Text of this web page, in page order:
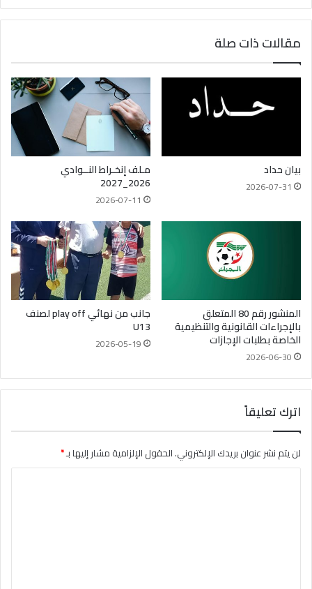
مقالات ذات صلة
بيان حداد
2026-07-31
مـلف إنخـراط النــوادي
2026_2027
2026-07-11
المنشور رقم 80 المتعلق
بالإجراءات القانونية والتنظيمية
الخاصة بطلبات الإجازات
2026-06-30
جانب من نهائي play off لصنف
U13
2026-05-19
اترك تعليقاً
لن يتم نشر عنوان بريدك الإلكتروني.الحقول الإلزامية مشار إليها بـ*